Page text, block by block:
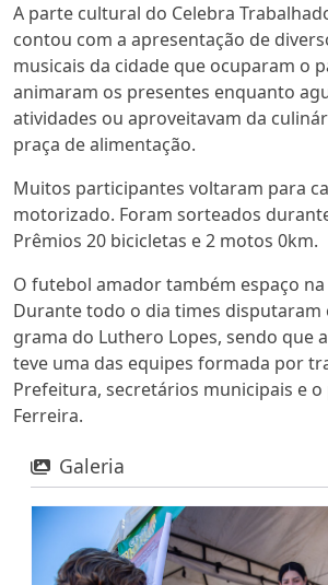
A parte cultural do Celebra
contou com a apresentação de
musicais da cidade que ocuparam o
animaram os presentes enquanto
atividades ou aproveitavam da
praça de alimentação.
Muitos participantes voltaram para
motorizado. Foram sorteados
Prêmios 20 bicicletas e 2 motos 0km.
O futebol amador também espaço
Durante todo o dia times
grama do Luthero Lopes, sendo que
teve uma das equipes formada por
Prefeitura, secretários municipais e
Ferreira.
Galeria